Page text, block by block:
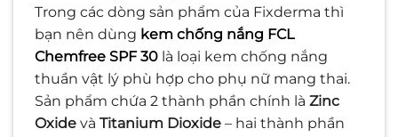
Trong các dòng sản phẩm của Fixderma thì
bạn nên dùng kem chống nắng FCL
Chemfree SPF 30 là loại kem chống nắng
thuần vật lý phù hợp cho phụ nữ mang thai.
Sản phẩm chứa 2 thành phần chính là Zinc
Oxide và Titanium Dioxide – hai thành phần